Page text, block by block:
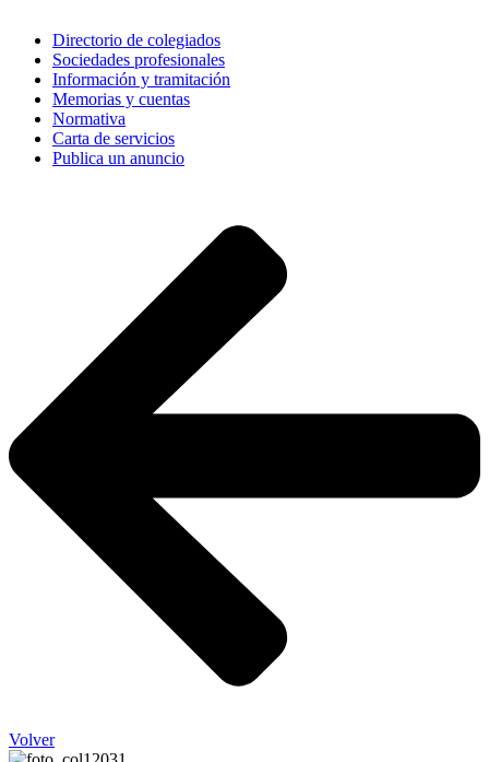
Directorio de colegiados
Sociedades profesionales
Información y tramitación
Memorias y cuentas
Normativa
Carta de servicios
Publica un anuncio
Volver